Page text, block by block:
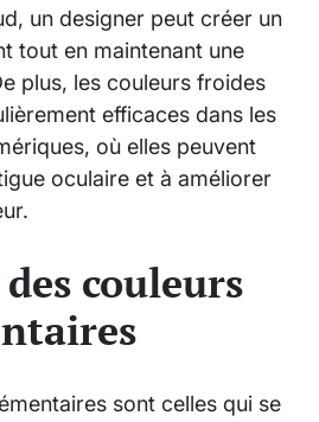
un designer peut créer un
tout en maintenant une
plus, les couleurs froides
efficaces dans les
où elles peuvent
oculaire et à améliorer
couleurs
sont celles qui se